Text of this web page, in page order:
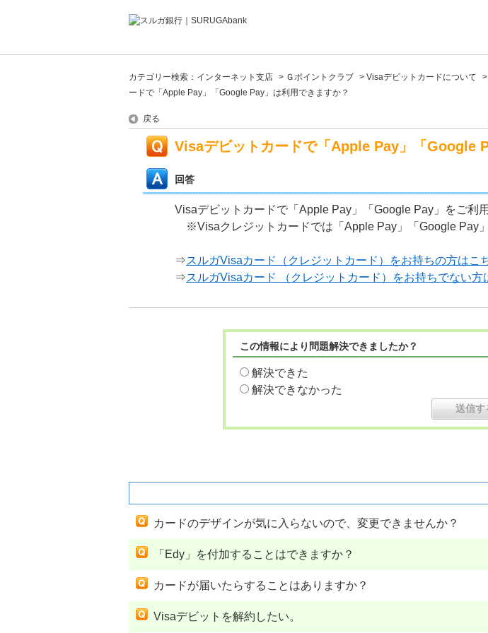
カテゴリー検索：インターネット支店 > Ｇポイントクラブ > Visaデビットカードについて >
ードで「Apple Pay」「Google Pay」は利用できますか？
戻る
Visaデビットカードで「Apple Pay」「Google
回答
Visaデビットカードで「Apple Pay」「Google Pay」をご利
※Visaクレジットカードでは「Apple Pay」「Google Pay」
⇒スルガVisaカード（クレジットカード）をお持ちの方はこ
⇒スルガVisaカード （クレジットカード）をお持ちでない方
この情報により問題解決できましたか？
解決できた
解決できなかった
カードのデザインが気に入らないので、変更できませんか？
「Edy」を付加することはできますか？
カードが届いたらすることはありますか？
Visaデビットを解約したい。